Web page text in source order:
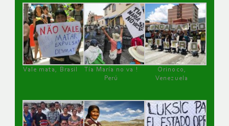
Vale mata, Brasil
Tía María no va !
Perú
Orinoco,
Venezuela